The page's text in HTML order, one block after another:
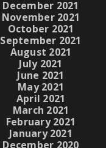
December 2021
November 2021
October 2021
September 2021
August 2021
July 2021
June 2021
May 2021
April 2021
March 2021
February 2021
January 2021
December 2020